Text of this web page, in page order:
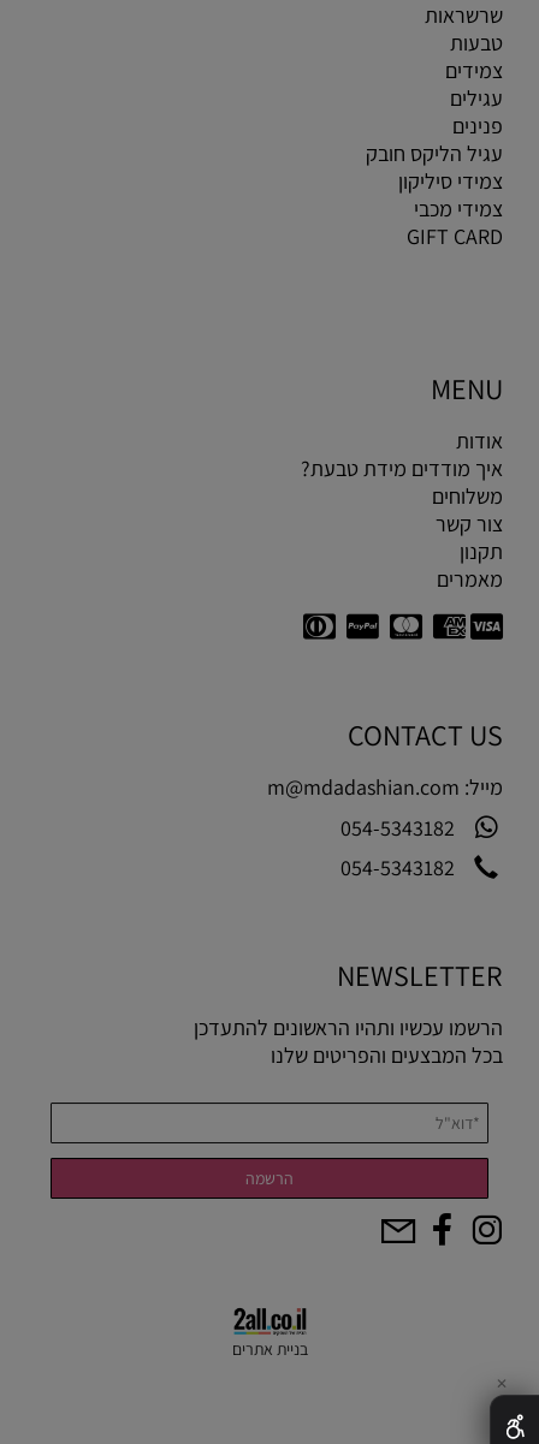
שרשראות
טבעות
צמידים
עגילים
פנינים
עגיל הליקס חובק
צמידי סיליקון
צמידי מכבי
GIFT CARD
MENU
אודות
איך מודדים מידת טבעת?
משלוחים
צור קשר
תקנון
מאמרים
CONTACT US
מייל: m@mdadashian.com
054-5343182
054-5343182
NEWSLETTER
הרשמו עכשיו ותהיו הראשונים להתעדכן
בכל המבצעים והפריטים שלנו
בניית אתרים
✕